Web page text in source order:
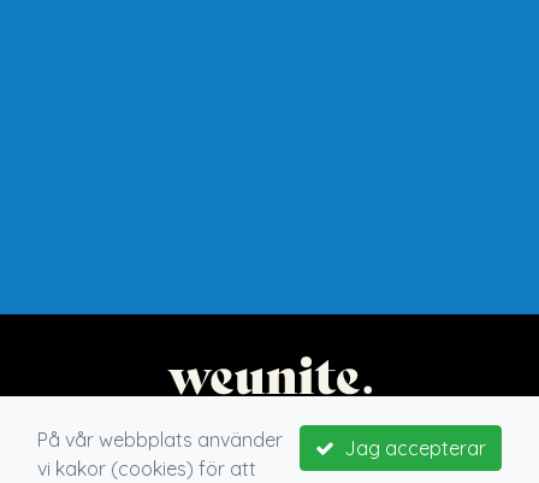
Jag accepterar
På vår webbplats använder
vi kakor (cookies) för att